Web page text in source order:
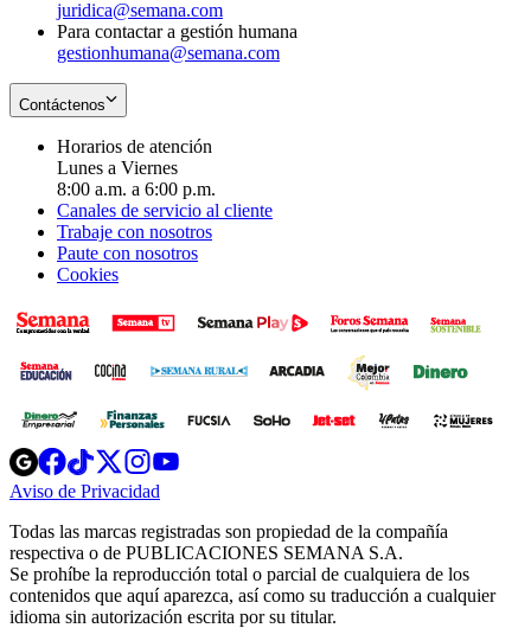
juridica@semana.com
Para contactar a gestión humana
gestionhumana@semana.com
Contáctenos
Horarios de atención
Lunes a Viernes
8:00 a.m. a 6:00 p.m.
Canales de servicio al cliente
Trabaje con nosotros
Paute con nosotros
Cookies
Opens
in
new
Opens
in
new
Opens
in
new
window
Opens
new
windowwindow
Aviso de Privacidad
new
window
Todas las marcas registradas son propiedad de la compañía
respectiva o de PUBLICACIONES SEMANA S.A.
Se prohíbe la reproducción total o parcial de cualquiera de los
contenidos que aquí aparezca, así como su traducción a cualquier
idioma sin autorización escrita por su titular.